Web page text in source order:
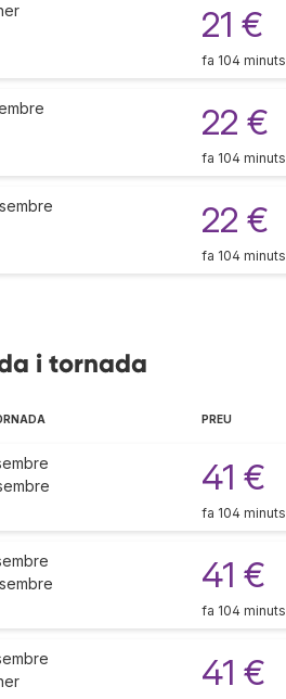
21 €
fa 104 minuts
22 €
fa 104 minuts
22 €
fa 104 minuts
i tornada
PREU
41 €
fa 104 minuts
41 €
fa 104 minuts
41 €